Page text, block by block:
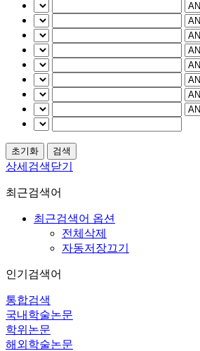
상세검색닫기
최근검색어
최근검색어 옵션
전체삭제
자동저장끄기
인기검색어
통합검색
국내학술논문
학위논문
해외학술논문